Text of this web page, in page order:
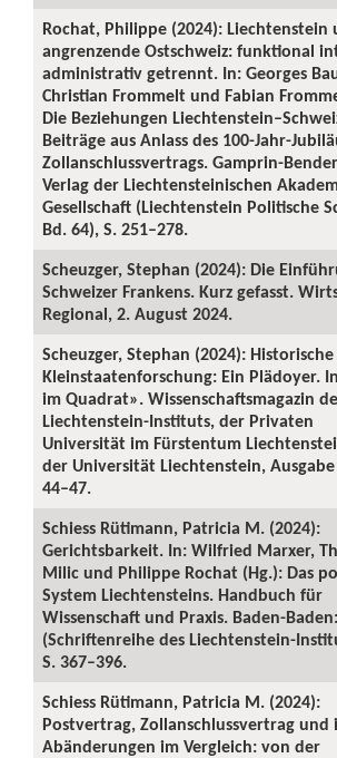
Rochat, Philippe (2024): Liechtenstein
angrenzende Ostschweiz: funktional
administrativ getrennt. In: Georges
Christian Frommelt und Fabian
Die Beziehungen
Beiträge aus Anlass des 100-Jahr-
Zollanschlussvertrags. Gamprin-
Verlag der Liechtensteinischen
Gesellschaft (Liechtenstein Politische
Bd. 64), S. 251–278.
Scheuzger, Stephan (2024): Die
Schweizer Frankens. Kurz gefasst.
Regional, 2. August 2024.
Scheuzger, Stephan (2024): Historische
Kleinstaatenforschung: Ein Plädoyer.
im Quadrat». Wissenschaftsmagazin
Liechtenstein-Instituts, der Privaten
Universität im Fürstentum
der Universität Liechtenstein, Ausgabe
44–47.
Schiess Rütimann, Patricia M. (2024):
Gerichtsbarkeit. In: Wilfried Marxer,
Milic und Philippe Rochat (Hg.): Das
System Liechtensteins. Handbuch für
Wissenschaft und Praxis. Baden-
(Schriftenreihe des Liechtenstein-
S. 367–396.
Schiess Rütimann, Patricia M. (2024):
Postvertrag, Zollanschlussvertrag und
Abänderungen im Vergleich: von der